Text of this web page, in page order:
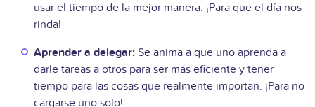
usar el tiempo de la mejor manera. ¡Para que el día nos
rinda!
Aprender a delegar: Se anima a que uno aprenda a
darle tareas a otros para ser más eficiente y tener
tiempo para las cosas que realmente importan. ¡Para no
cargarse uno solo!